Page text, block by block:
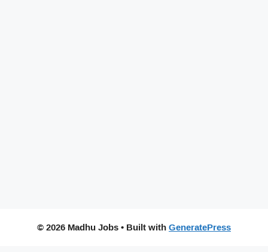
© 2026 Madhu Jobs• Built withGeneratePress